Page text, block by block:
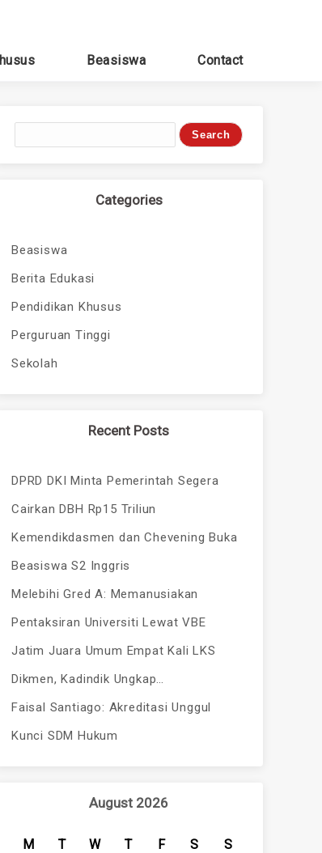
Beasiswa Contact
Categories
Beasiswa
Berita Edukasi
Pendidikan Khusus
Perguruan Tinggi
Sekolah
Recent Posts
DPRD DKI Minta Pemerintah Segera
Cairkan DBH Rp15 Triliun
Kemendikdasmen dan Chevening Buka
Beasiswa S2 Inggris
Melebihi Gred A: Memanusiakan
Pentaksiran Universiti Lewat VBE
Jatim Juara Umum Empat Kali LKS
Dikmen, Kadindik Ungkap…
Faisal Santiago: Akreditasi Unggul
Kunci SDM Hukum
August 2026
M T W T F S
S